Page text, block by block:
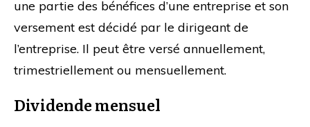
une partie des bénéfices d’une entreprise et son
versement est décidé par le dirigeant de
l’entreprise. Il peut être versé annuellement,
trimestriellement ou mensuellement.
Dividende mensuel